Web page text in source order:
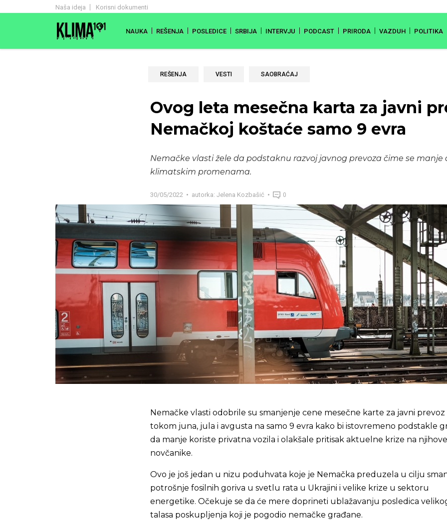
Naša ideja Korisni dokumenti
NAUKA REŠENJA POSLEDICE SRBIJA INTERVJU PODCAST PRIRODA VAZDUH POLITIKA
REŠENJA VESTI SAOBRAĆAJ
Ovog leta mesečna karta za javni
Nemačkoj koštaće samo 9 evra
Nemačke vlasti žele da podstaknu razvoj javnog prevoza čime se manje
klimatskim promenama.
30/05/2022 autorka: Jelena Kozbašić 0
Nemačke vlasti odobrile su smanjenje cene mesečne karte za javni prevoz
tokom juna, jula i avgusta na samo 9 evra kako bi istovremeno podstakle
da manje koriste privatna vozila i olakšale pritisak aktuelne krize na njihove
novčanike.
Ovo je još jedan u nizu poduhvata koje je Nemačka preduzela u cilju
potrošnje fosilnih goriva u svetlu rata u Ukrajini i velike krize u sektoru
energetike. Očekuje se da će mere doprineti ublažavanju posledica
talasa poskupljenja koji je pogodio nemačke građane.